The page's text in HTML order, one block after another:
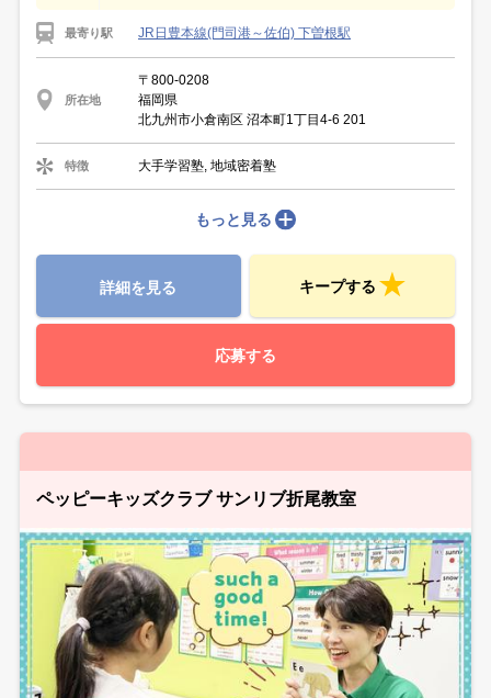
最寄り駅 JR日豊本線(門司港～佐伯) 下曽根駅
所在地
〒800-0208
福岡県
北九州市小倉南区 沼本町1丁目4-6 201
特徴 大手学習塾, 地域密着塾
もっと見る
詳細を見る キープする
応募する
ペッピーキッズクラブ サンリブ折尾教室